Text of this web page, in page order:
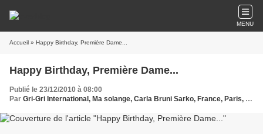
MENU
Accueil » Happy Birthday, Première Dame...
Happy Birthday, Première Dame...
Publié le 23/12/2010 à 08:00
Par Gri-Gri International, Ma solange, Carla Bruni Sarko, France, Paris, Président